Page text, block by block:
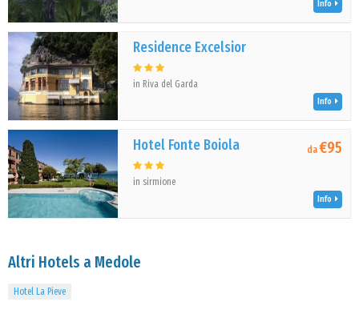
Info
Residence Excelsior
in Riva del Garda
Info
Hotel Fonte Boiola
in sirmione
da€95
Info
Altri Hotels a Medole
Hotel La Pieve